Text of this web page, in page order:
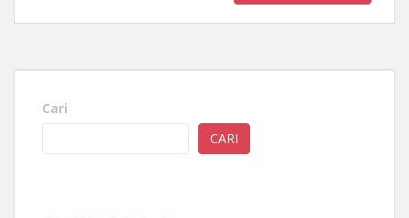
Cari
CARI